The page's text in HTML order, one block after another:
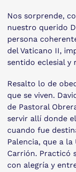
Nos sorprende,
nuestro querido
persona
del Vaticano II,
sentido eclesial y
Resalto lo de
que se viven.
de Pastoral
servir allí donde
cuando fue
Palencia, que a la
Carrión. Practicó
con alegría y